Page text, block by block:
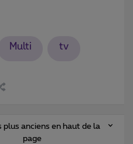
Multi tv
plus anciens en haut de la
page